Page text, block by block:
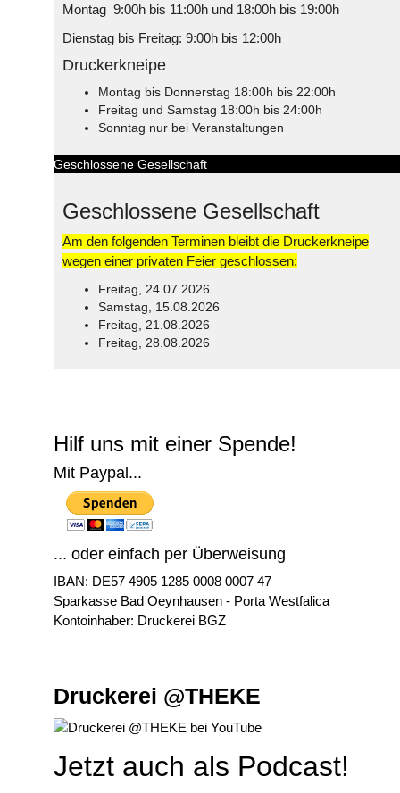
Montag 9:00h bis 11:00h und 18:00h bis 19:00h
Dienstag bis Freitag: 9:00h bis 12:00h
Druckerkneipe
Montag bis Donnerstag 18:00h bis 22:00h
Freitag und Samstag 18:00h bis 24:00h
Sonntag nur bei Veranstaltungen
Geschlossene Gesellschaft
Geschlossene Gesellschaft
Am den folgenden Terminen bleibt die Druckerkneipe
wegen einer privaten Feier geschlossen:
Freitag, 24.07.2026
Samstag, 15.08.2026
Freitag, 21.08.2026
Freitag, 28.08.2026
Hilf uns mit einer Spende!
Mit Paypal...
... oder einfach per Überweisung
IBAN: DE57 4905 1285 0008 0007 47
Sparkasse Bad Oeynhausen - Porta Westfalica
Kontoinhaber: Druckerei BGZ
Druckerei @THEKE
Jetzt auch als Podcast!